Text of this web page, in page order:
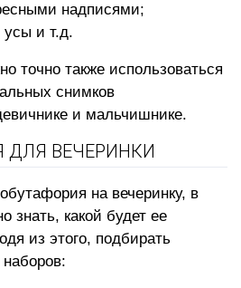
надписями;
усы и т.д.
точно также использоваться
снимков
и мальчишнике.
ДЛЯ ВЕЧЕРИНКИ
на вечеринку, в
знать, какой будет ее
из этого, подбирать